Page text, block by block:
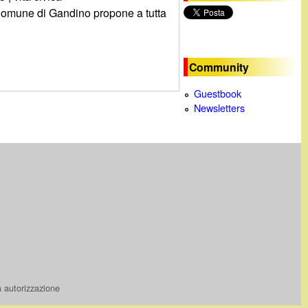
c
di Gandino propone a tutta
Community
Guestbook
Newsletters